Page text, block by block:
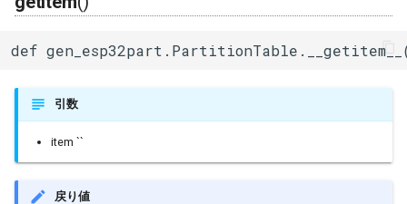
UART変換
spi_master
Freertos
def
引数
item ``
戻り値